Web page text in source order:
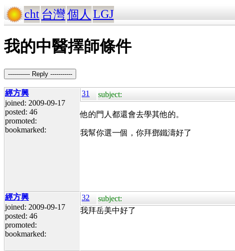
cht 台灣個人 LGJ
我的中醫擇師條件
----------- Reply -----------
經方興
joined: 2009-09-17
posted: 46
promoted:
bookmarked:
31 subject:
他的門人都還會去學其他的。
我幫你選一個，你拜鄧鐵濤好了
經方興
joined: 2009-09-17
posted: 46
promoted:
bookmarked:
32 subject:
我拜岳美中好了